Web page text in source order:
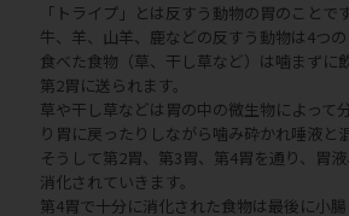
「トライプ」とは反すう動物の胃のことです
牛、羊、山羊、鹿などの反すう動物は4つの
食べた食物（草、干し草など）は噛まずに
第2胃に送られます。
草や干し草などは胃の中の微生物によって
り胃に戻ったりしながら噛み砕かれ唾液と
そうして第2胃、第3胃、第4胃を通り、胃
消化されていきます。
第4胃で十分に消化された食物は最後に小